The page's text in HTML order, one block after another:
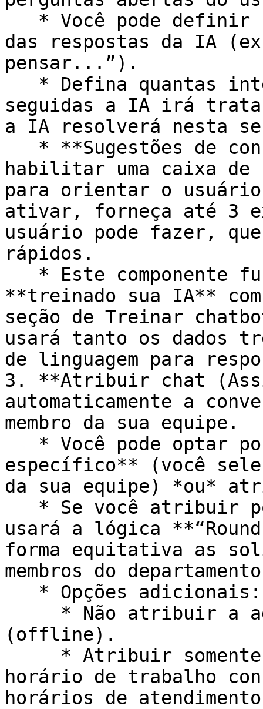
das respostas da IA
pensar...”).
seguidas a IA irá
a IA resolverá nesta
habilitar uma caixa de
para orientar o
ativar, forneça até 3
usuário pode fazer, que
rápidos.
**treinado sua IA**
seção de Treinar
usará tanto os dados
de linguagem para
3. **Atribuir chat
automaticamente a
membro da sua equipe.
específico** (você
da sua equipe) *ou*
usará a lógica
forma equitativa as
membros do
(offline).
horário de trabalho
horários de